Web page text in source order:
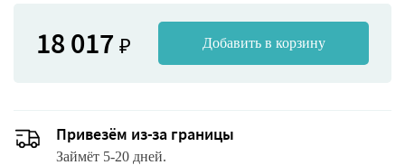
18 017 ₽ Добавить в корзину
Привезём из-за границы
Займёт 5-20 дней.